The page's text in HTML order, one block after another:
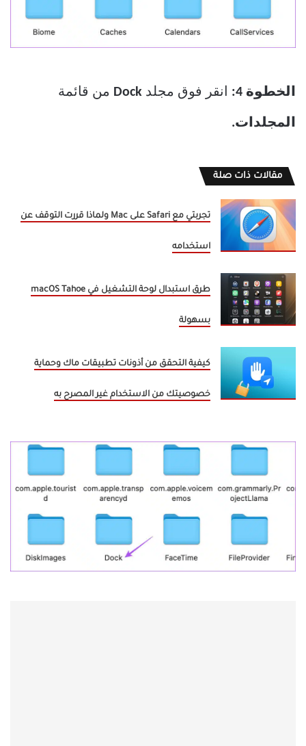
الخطوة 4: انقر فوق مجلد Dock من قائمة
المجلدات.
مقالات ذات صلة
تجربتي مع Safari على Mac ولماذا قررت التوقف عن
استخدامه
طرق استبدال لوحة التشغيل في macOS Tahoe
بسهولة
كيفية التحقق من أذونات تطبيقات ماك وحماية
خصوصيتك من الاستخدام غير المصرح به